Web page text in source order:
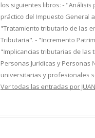
los siguientes libros: - "Análisis
práctico del Impuesto General
"Tratamiento tributario de las
Tributaria". - "Incremento
"Implicancias tributarias de las
Personas Jurídicas y
universitarias y profesionales
Ver todas las entradas por JUAN